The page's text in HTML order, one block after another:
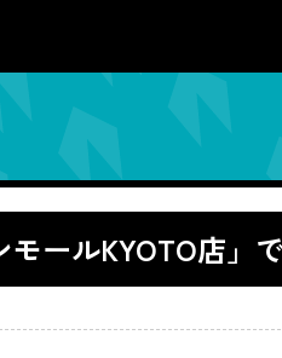
モールKYOTO店」